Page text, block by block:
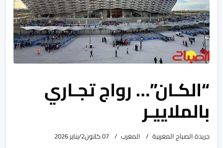
“الكـان”… رواج تجـاري
بالملاييـر
جريدة الصباح المغربية المغرب 07 كانون2/يناير 2026